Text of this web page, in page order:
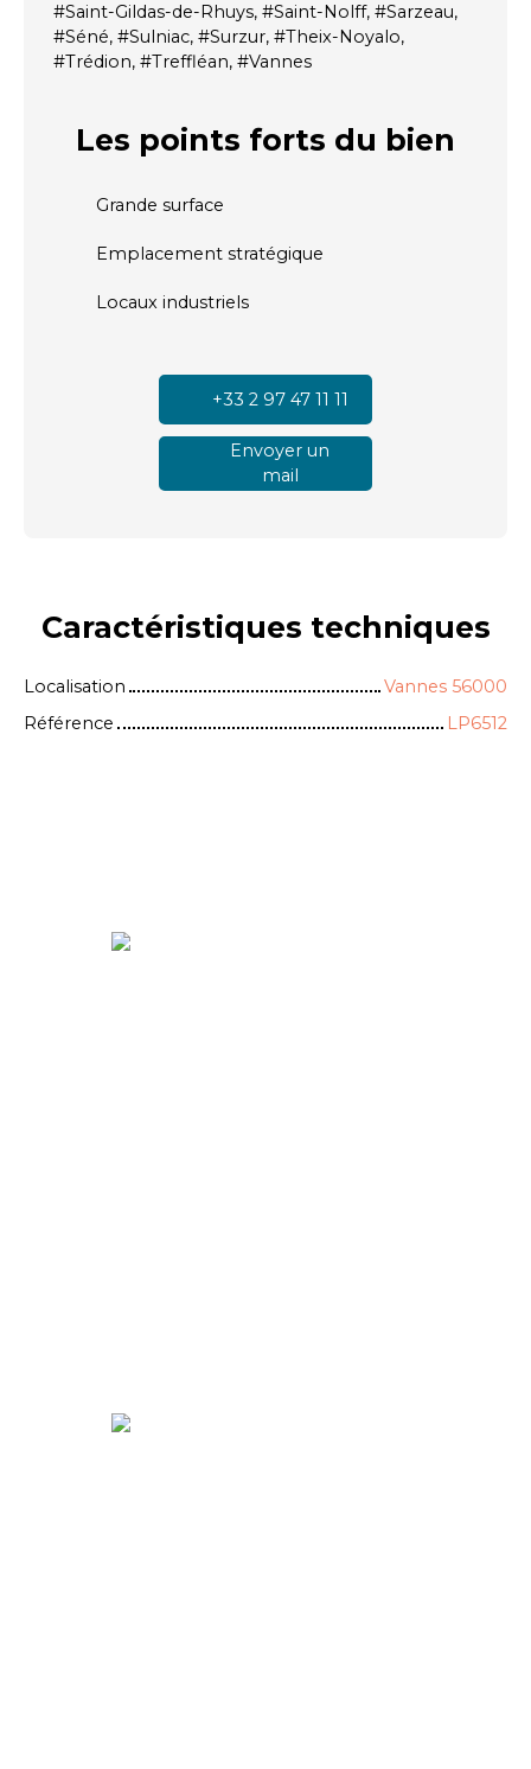
#Saint-Gildas-de-Rhuys, #Saint-Nolff, #Sarzeau,
#Séné, #Sulniac, #Surzur, #Theix-Noyalo,
#Trédion, #Treffléan, #Vannes
Les points forts du bien
Grande surface
Emplacement stratégique
Locaux industriels
+33 2 97 47 11 11
Envoyer un
mail
Caractéristiques techniques
Localisation
Vannes 56000
Référence
LP6512